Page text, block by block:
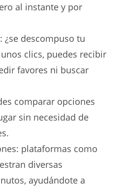
al instante y por
¿se descompuso tu
clics, puedes recibir
favores ni buscar
comparar opciones
sin necesidad de
plataformas como
diversas
ayudándote a